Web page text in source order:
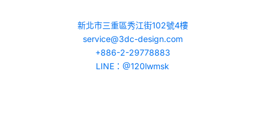
新北市三重區秀江街102號4樓
service@3dc-design.com
+886-2-29778883
LINE：@120lwmsk